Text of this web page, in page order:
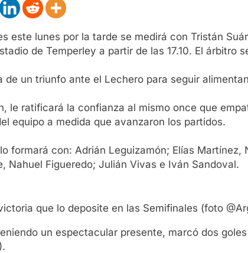
este lunes por la tarde se medirá con Tristán
de Temperley a partir de las 17.10. El árbitro
de un triunfo ante el Lechero para seguir
le ratificará la confianza al mismo once que
equipo a medida que avanzaron los partidos.
formará con: Adrián Leguizamón; Elías
Nahuel Figueredo; Julián Vivas e Iván Sandoval.
que lo deposite en las Semifinales (foto
un espectacular presente, marcó dos